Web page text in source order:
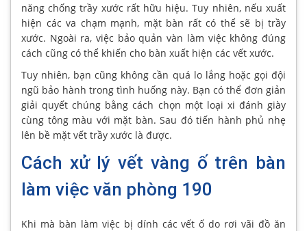
năng chống trầy xước rất hữu hiệu. Tuy nhiên, nếu xuất
hiện các va chạm mạnh, mặt bàn rất có thể sẽ bị trầy
xước. Ngoài ra, việc bảo quản vàn làm việc không đúng
cách cũng có thể khiến cho bàn xuất hiện các vết xước.
Tuy nhiên, bạn cũng không cần quá lo lắng hoặc gọi đội
ngũ bảo hành trong tình huống này. Bạn có thể đơn giản
giải quyết chúng bằng cách chọn một loại xi đánh giày
cùng tông màu với mặt bàn. Sau đó tiến hành phủ nhẹ
lên bề mặt vết trầy xước là được.
Cách xử lý vết vàng ố trên bàn
làm việc văn phòng 190
Khi mà bàn làm việc bị dính các vết ố do rơi vãi đồ ăn